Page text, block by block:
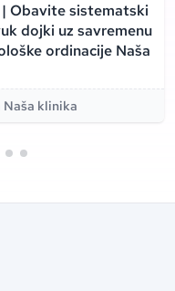
Obavite sistematski
dojki uz savremenu
ordinacije Naša
Naša klinika